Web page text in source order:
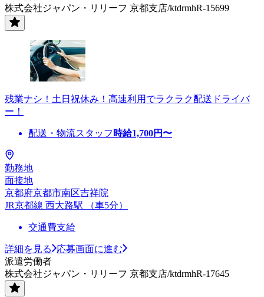
株式会社ジャパン・リリーフ 京都支店/ktdrmhR-15699
残業ナシ！土日祝休み！高速利用でラクラク配送ドライバ
ー！
配送・物流スタッフ 時給1,700円〜
勤務地
面接地
京都府京都市南区吉祥院
JR京都線 西大路駅 （車5分）
交通費支給
詳細を見る
応募画面に進む
派遣労働者
株式会社ジャパン・リリーフ 京都支店/ktdrmhR-17645